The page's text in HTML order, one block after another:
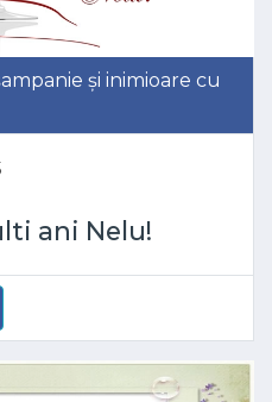
și inimioare cu
ani Nelu!